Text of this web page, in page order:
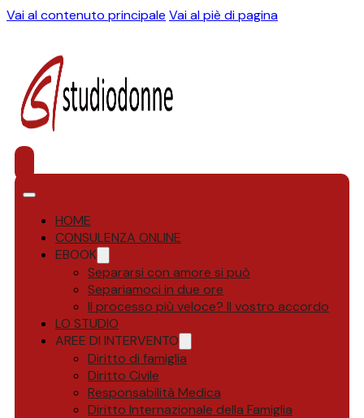
Vai al contenuto principale Vai al piè di pagina
HOME
CONSULENZA ONLINE
EBOOK
Separarsi con amore si può
Separiamoci in due ore
Il processo più veloce? Il vostro accordo
LO STUDIO
AREE DI INTERVENTO
Diritto di famiglia
Diritto Civile
Responsabilità Medica
Diritto Internazionale della Famiglia